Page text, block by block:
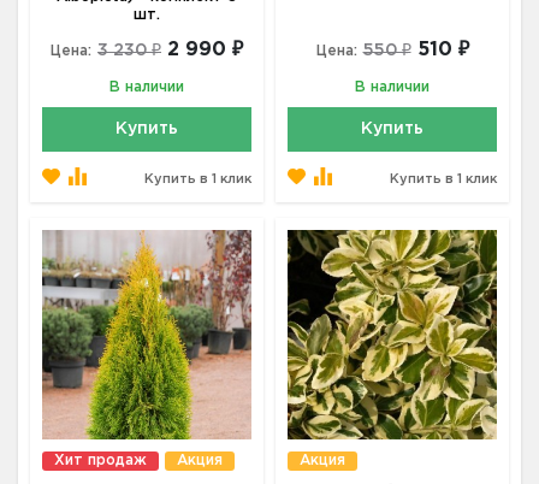
шт.
Цена: 3 230 ₽ 2 990 ₽
В наличии
Купить
Купить в 1 клик
Цена: 550 ₽ 510 ₽
В наличии
Купить
Купить в 1 клик
Хит продаж Акция Акция